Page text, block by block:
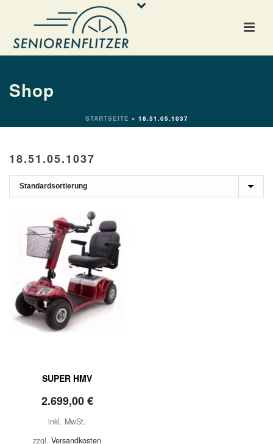
Shop
STARTSEITE » 18.51.05.1037
18.51.05.1037
SUPER HMV
2.699,00€
inkl. MwSt.
zzgl.Versandkosten